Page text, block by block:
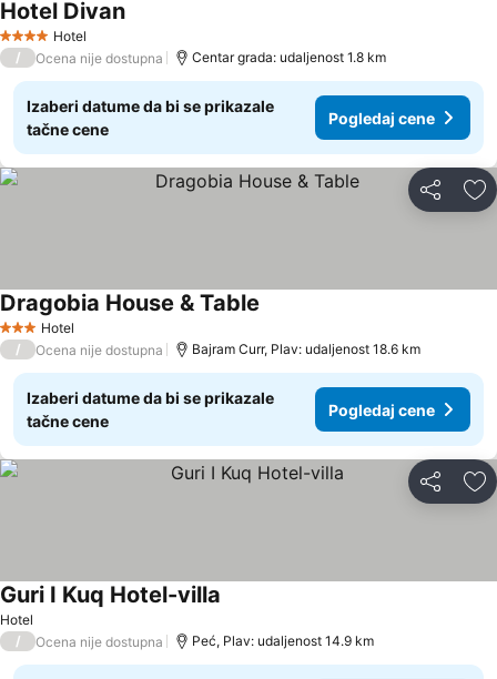
4 ZvezdiceHotel
Hotel Divan
/ Ocena nije dostupna Centar grada: udaljenost 1.8 km
Izaberi datume da bi se prikazale
tačne cene
Pogledaj cene
Deli
3 Zvezdice
Hotel
Dragobia House & Table
/ Ocena nije dostupna Bajram Curr, Plav: udaljenost 18.6 km
Izaberi datume da bi se prikazale
tačne cene
Pogledaj cene
Deli
Hotel
Guri I Kuq Hotel-villa
/ Ocena nije dostupna Peć, Plav: udaljenost 14.9 km